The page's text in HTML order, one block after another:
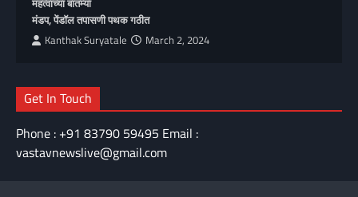
महत्वाच्या बातम्या
मंडप, पेंडॉल तपासणी पथक गठीत
Kanthak Suryatale March 2, 2024
Get In Touch
Phone : +91 83790 59495 Email :
vastavnewslive@gmail.com